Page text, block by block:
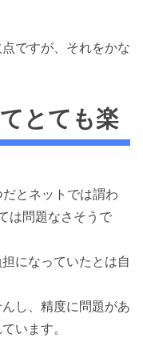
ですが、それをかな
とても楽
とネットでは謂わ
は問題なさそうで
になっていたとは自
し、精度に問題があ
います。